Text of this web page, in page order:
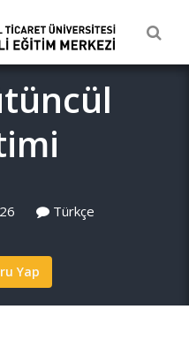
Türkçe
Yap